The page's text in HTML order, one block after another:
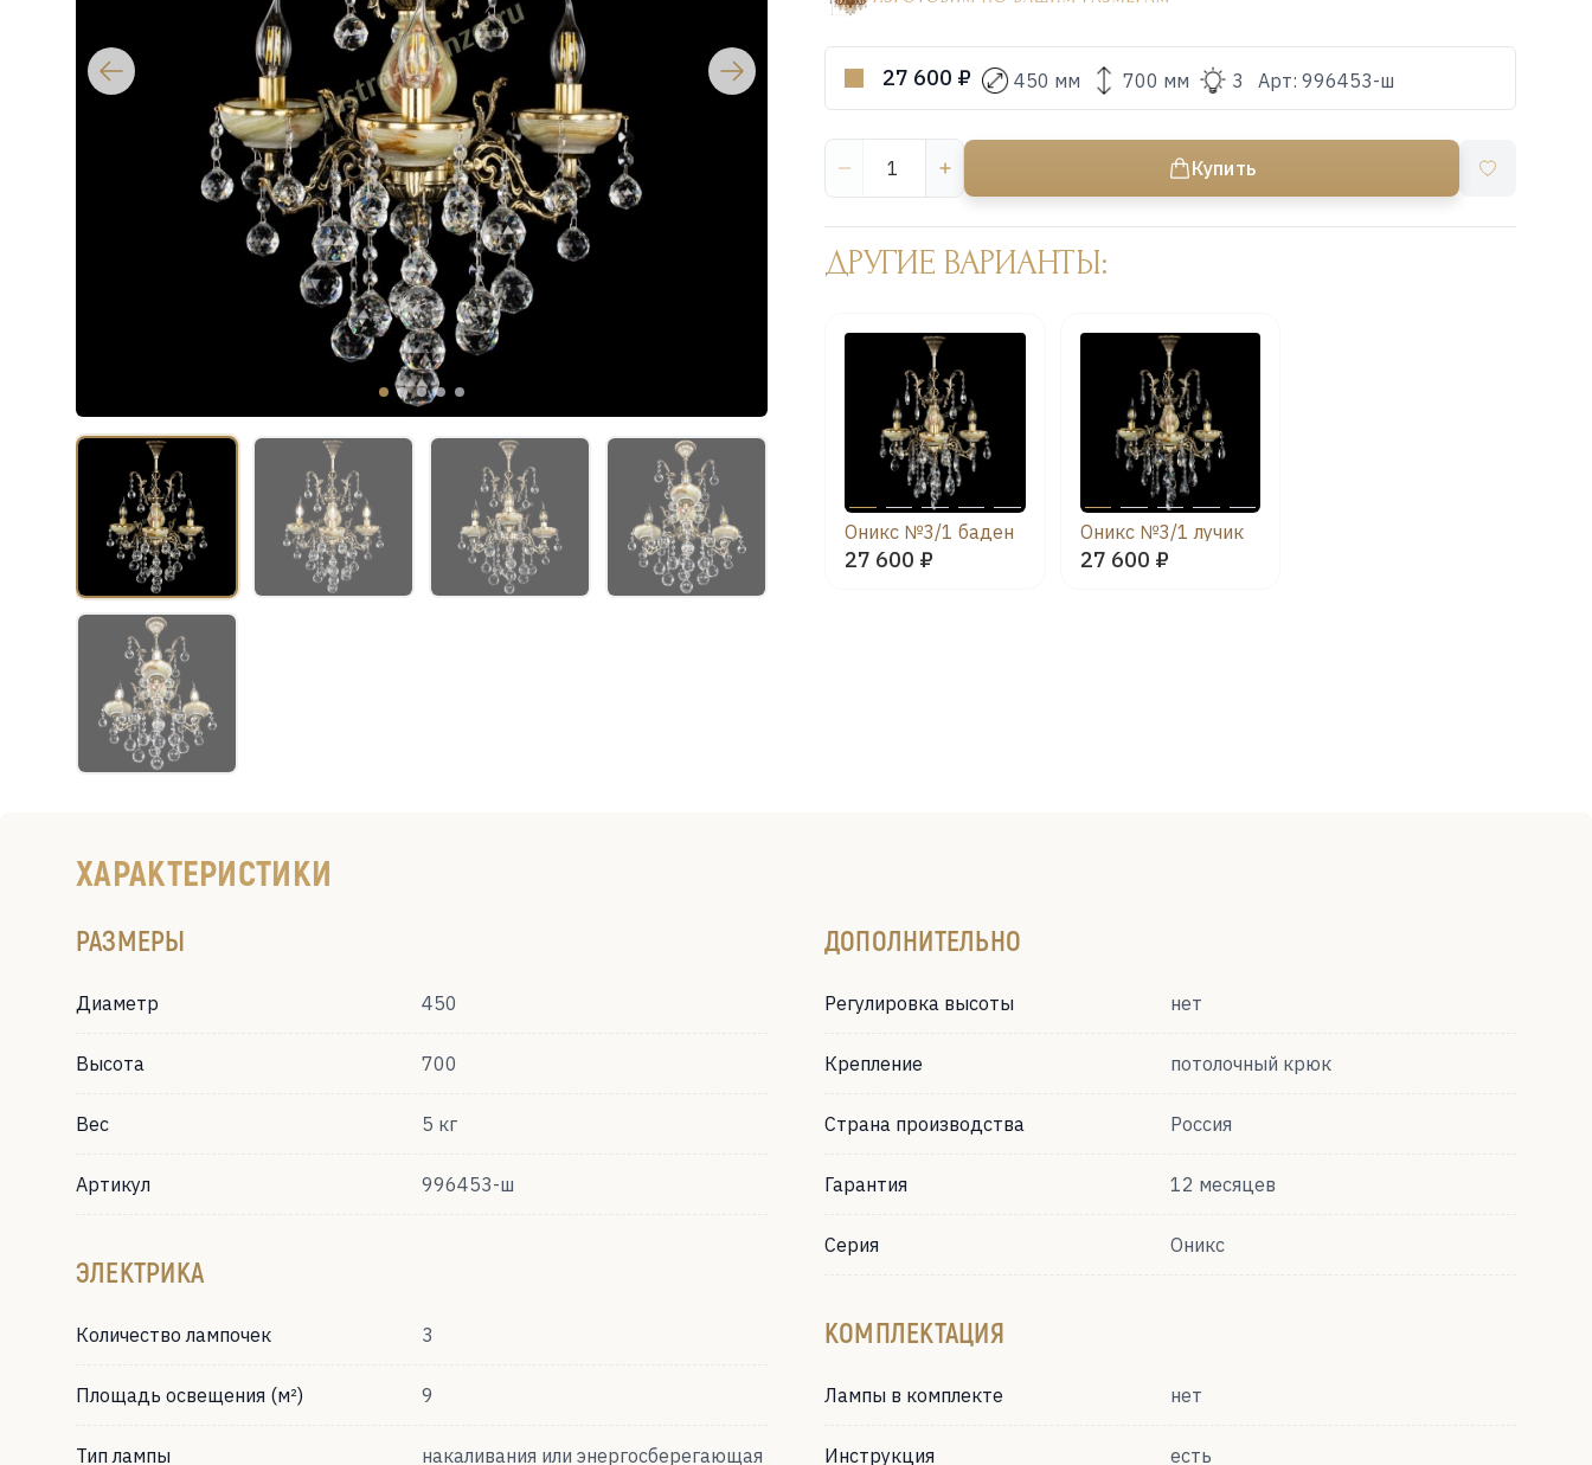
27 600 ₽ 450 мм 700 мм 3 Арт: 996453-ш
Купить
ДРУГИЕ ВАРИАНТЫ:
Оникс №3/1 баден
27 600 ₽
Оникс №3/1 лучик
27 600 ₽
ХАРАКТЕРИСТИКИ
РАЗМЕРЫ
Диаметр 450
Высота 700
Вес 5 кг
Артикул 996453-ш
ЭЛЕКТРИКА
Количество лампочек 3
Площадь освещения (м²) 9
Тип лампы накаливания или энергосберегающая
ДОПОЛНИТЕЛЬНО
Регулировка высоты нет
Крепление потолочный крюк
Страна производства Россия
Гарантия 12 месяцев
Серия Оникс
КОМПЛЕКТАЦИЯ
Лампы в комплекте нет
Инструкция есть